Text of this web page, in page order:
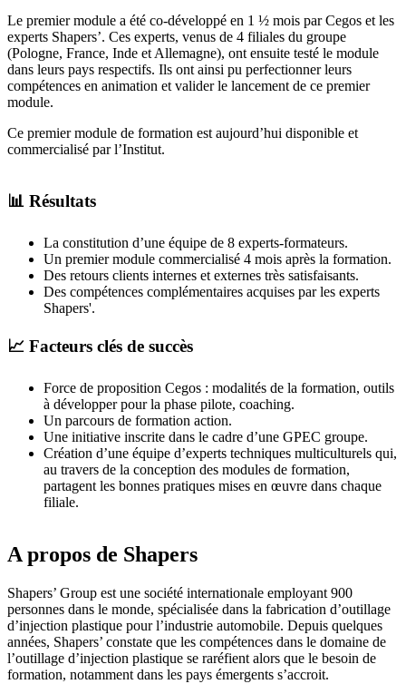
Le premier module a été co-développé en 1 ½ mois par Cegos et les
experts Shapers’. Ces experts, venus de 4 filiales du groupe
(Pologne, France, Inde et Allemagne), ont ensuite testé le module
dans leurs pays respectifs. Ils ont ainsi pu perfectionner leurs
compétences en animation et valider le lancement de ce premier
module.
Ce premier module de formation est aujourd’hui disponible et
commercialisé par l’Institut.
📊 Résultats
La constitution d’une équipe de 8 experts-formateurs.
Un premier module commercialisé 4 mois après la formation.
Des retours clients internes et externes très satisfaisants.
Des compétences complémentaires acquises par les experts
Shapers'.
📈 Facteurs clés de succès
Force de proposition Cegos : modalités de la formation, outils
à développer pour la phase pilote, coaching.
Un parcours de formation action.
Une initiative inscrite dans le cadre d’une GPEC groupe.
Création d’une équipe d’experts techniques multiculturels qui,
au travers de la conception des modules de formation,
partagent les bonnes pratiques mises en œuvre dans chaque
filiale.
A propos de Shapers
Shapers’ Group est une société internationale employant 900
personnes dans le monde, spécialisée dans la fabrication d’outillage
d’injection plastique pour l’industrie automobile. Depuis quelques
années, Shapers’ constate que les compétences dans le domaine de
l’outillage d’injection plastique se raréfient alors que le besoin de
formation, notamment dans les pays émergents s’accroit.